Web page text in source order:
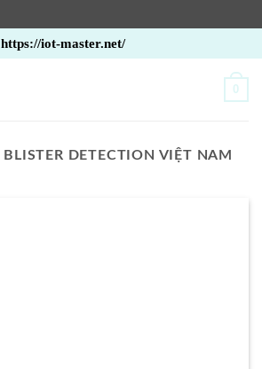
https://iot-master.net/
0
BLISTER DETECTION VIỆT NAM